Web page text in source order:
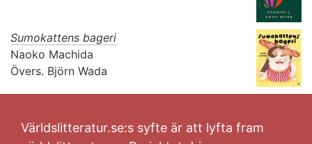
Sumokattens bageri
Naoko Machida
Övers. Björn Wada
Världslitteratur.se:s syfte är att lyfta fram